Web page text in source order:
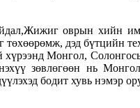
оврын хийн
дэд бүтцийн
Монгол,
зөвлөгөөн нь
бодит хувь нэмэр